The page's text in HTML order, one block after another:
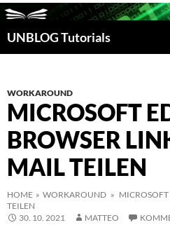
UNBLOG Tutorials
Suchen
WORKAROUND
MICROSOFT
BROWSER
MAIL TEILEN
HOME » WORKAROUND » MICROSOFT
TEILEN
30. 10. 2021
MATTEO